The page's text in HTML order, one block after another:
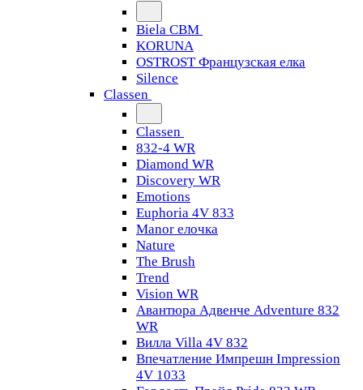
Biela CBM
KORUNA
OSTROST Французская елка
Silence
Classen
Classen
832-4 WR
Diamond WR
Discovery WR
Emotions
Euphoria 4V 833
Manor елочка
Nature
The Brush
Trend
Vision WR
Авантюра Адвенче Adventure 832
WR
Вилла Villa 4V 832
Впечатление Импрешн Impression
4V 1033